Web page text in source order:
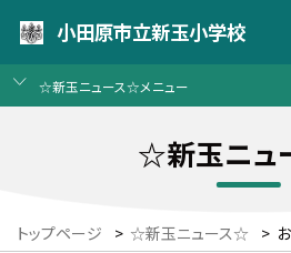
小田原市立新玉小学校
☆新玉ニュース☆メニュー
☆新玉ニュ
トップページ > ☆新玉ニュース☆ >